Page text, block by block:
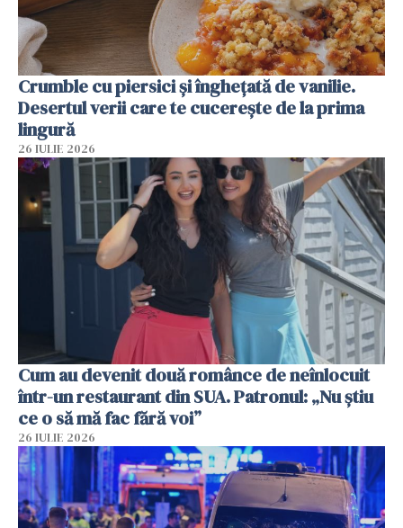
Crumble cu piersici și înghețată de vanilie.
Desertul verii care te cucerește de la prima
lingură
26 IULIE 2026
Cum au devenit două românce de neînlocuit
într-un restaurant din SUA. Patronul: „Nu știu
ce o să mă fac fără voi”
26 IULIE 2026